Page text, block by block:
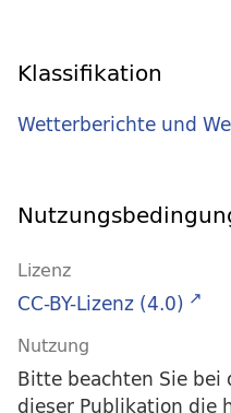
Klassifikation
Wetterberichte und
Lizenz
CC-BY-Lizenz (4.0)
Nutzung
Bitte beachten Sie
dieser Publikation die